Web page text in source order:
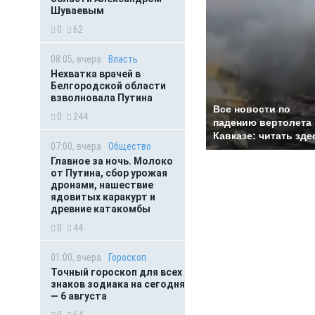
Шуваевым
0
62
08:05, вчера
Власть
Нехватка врачей в
Белгородской области
взволновала Путина
0
244
07:00, вчера
Общество
Главное за ночь. Молоко
от Путина, сбор урожая
дронами, нашествие
ядовитых каракурт и
древние катакомбы
0
44
01:00, вчера
Гороскоп
Точный гороскоп для всех
знаков зодиака на сегодня
— 6 августа
Все новости по
падению вертолета
Кавказе: читать